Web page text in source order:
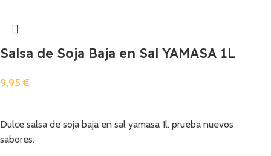
Salsa de Soja Baja en Sal YAMASA 1L
9,95€
Dulce salsa de soja baja en sal yamasa 1l. prueba nuevos
sabores.